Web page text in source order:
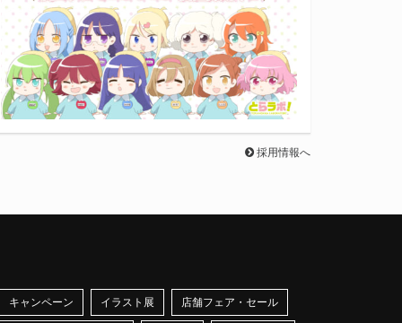
採用情報へ
キャンペーン イラスト展 店舗フェア・セール